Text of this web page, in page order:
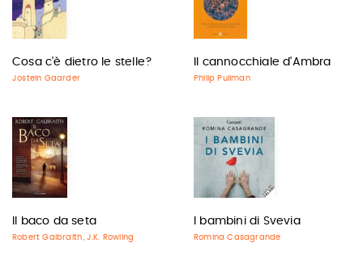
Cosa c'è dietro le stelle?
Jostein Gaarder
Il cannocchiale d'Ambra
Philip Pullman
Il baco da seta
Robert Galbraith , J.K. Rowling
I bambini di Svevia
Romina Casagrande